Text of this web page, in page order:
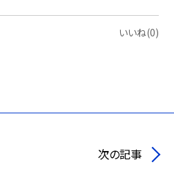
いいね(0)
次の記事